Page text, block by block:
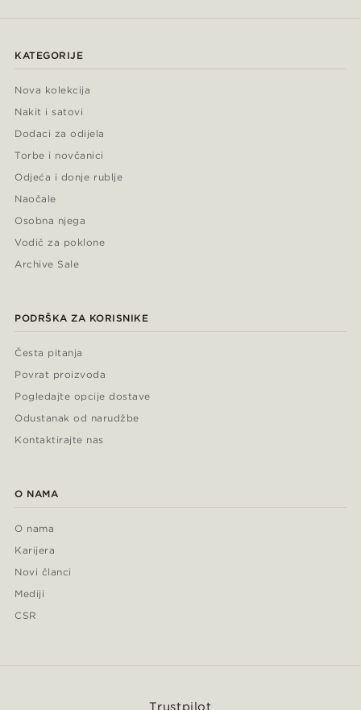
KATEGORIJE
Nova kolekcija
Nakit i satovi
Dodaci za odijela
Torbe i novčanici
Odjeća i donje rublje
Naočale
Osobna njega
Vodič za poklone
Archive Sale
PODRŠKA ZA KORISNIKE
Česta pitanja
Povrat proizvoda
Pogledajte opcije dostave
Odustanak od narudžbe
Kontaktirajte nas
O NAMA
O nama
Karijera
Novi članci
Mediji
CSR
Trustpilot